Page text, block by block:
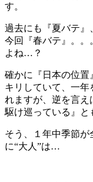
す。
過去にも『夏バテ』
今回『春バテ』。
よね…？
確かに『日本の位置
キリしていて、一年
れますが、逆を言え
駆け巡っている』と
そう、１年中季節
に“大人”は…